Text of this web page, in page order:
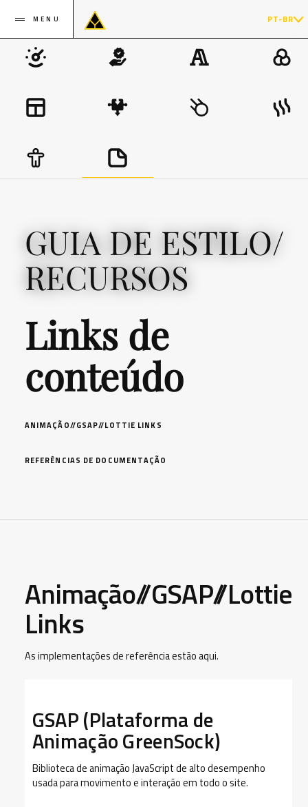
MENU PT-BR
GUIA DE ESTILO/
RECURSOS
Links de
conteúdo
ANIMAÇÃO//GSAP//LOTTIE LINKS
REFERÊNCIAS DE DOCUMENTAÇÃO
Animação//GSAP//Lottie
Links
As implementações de referência estão aqui.
GSAP (Plataforma de
Animação GreenSock)
Biblioteca de animação JavaScript de alto desempenho
usada para movimento e interação em todo o site.